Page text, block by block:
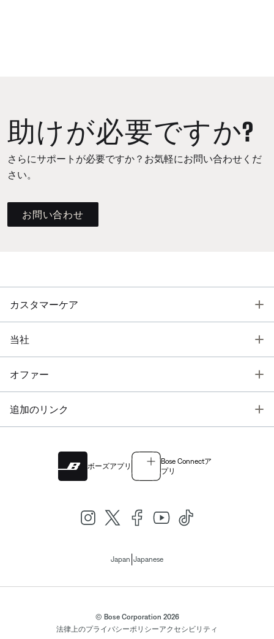
助けが必要ですか?
さらにサポートが必要ですか？お気軽にお問い合わせくだ
さい。
お問い合わせ
カスタマーケア
当社
オファー
追加のリンク
ボーズアプリ
Bose Connectア
プリ
Japan Japanese
© Bose Corporation 2026
法律上のプライバシーポリシーアクセシビリティ